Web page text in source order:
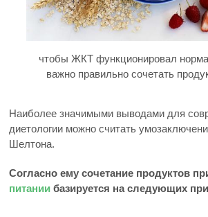
чтобы ЖКТ функционировал
важно правильно сочетать
Наиболее значимыми выводами для
диетологии можно считать
Шелтона.
Согласно ему сочетание продуктов
питании базируется на следующих